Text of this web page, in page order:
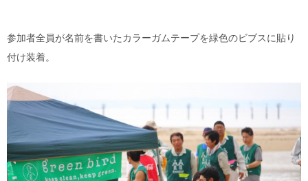
参加者全員が名前を書いたカラーガムテープを緑色のビブスに貼り
付け装着。